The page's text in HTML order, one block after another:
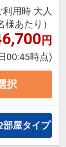
や延
です。
フライ
魅力で
ご当地
じめ、
パから
利用時 大人
様あたり）
円
00:45時点)
択
部屋タイプ